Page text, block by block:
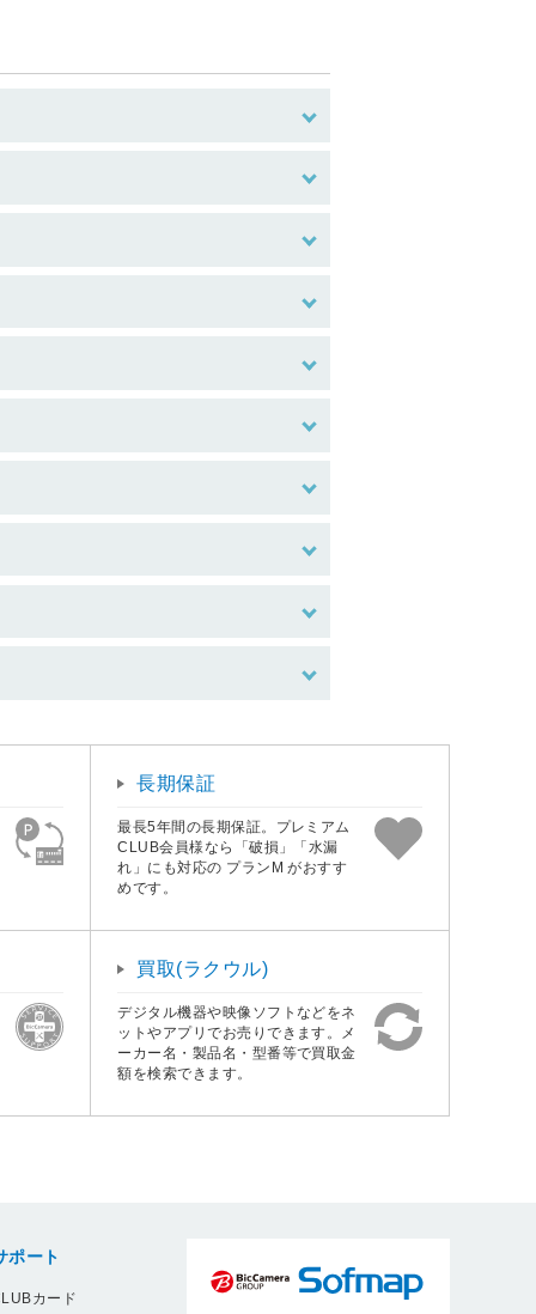
長期保証
最長5年間の長期保証。プレミアム
CLUB会員様なら「破損」「水漏
れ」にも対応の プランM がおすす
めです。
買取(ラクウル)
デジタル機器や映像ソフトなどをネ
ットやアプリでお売りできます。メ
ーカー名・製品名・型番等で買取金
額を検索できます。
ポート
カード